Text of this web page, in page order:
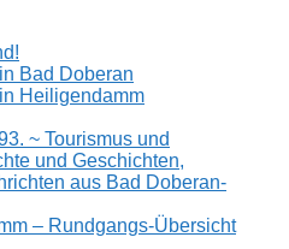
Bad Doberan
Heiligendamm
~ Tourismus und
und Geschichten,
aus Bad Doberan-
– Rundgangs-Übersicht